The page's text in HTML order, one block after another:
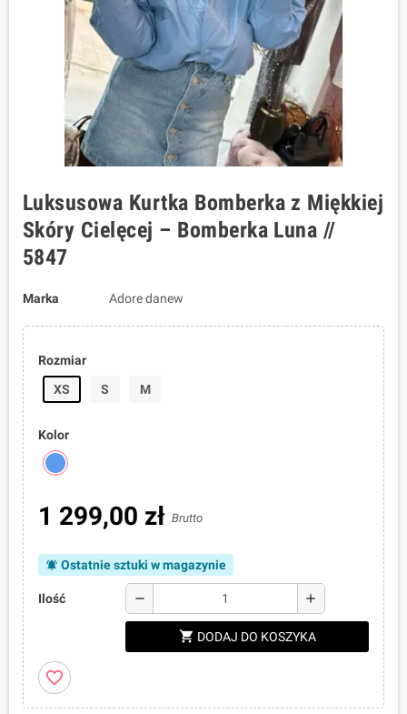
Luksusowa Kurtka Bomberka z Miękkiej
Skóry Cielęcej – Bomberka Luna //
5847
Marka Adore danew
Rozmiar
XS
S M
Kolor
1 299,00 zł Brutto
notifications_active Ostatnie sztuki w magazynie
Ilość remove add
shopping_cart DODAJ DO KOSZYKA
favorite_border